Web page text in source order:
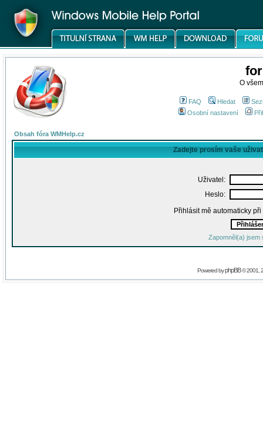
O
FAQ Hledat
Osobní nastavení
Obsah fóra WMHelp.cz
Zadejte prosím vaše
Uživatel:
Heslo:
Přihlásit mě automaticky
Zapomněl(a) jsem
Powered byphpBB© 2001,